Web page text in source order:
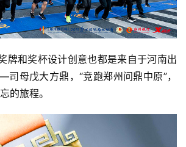
奖杯设计创意也都是来自于河南出
母戊大方鼎，“竞跑郑州问鼎中原”，
忘的旅程。